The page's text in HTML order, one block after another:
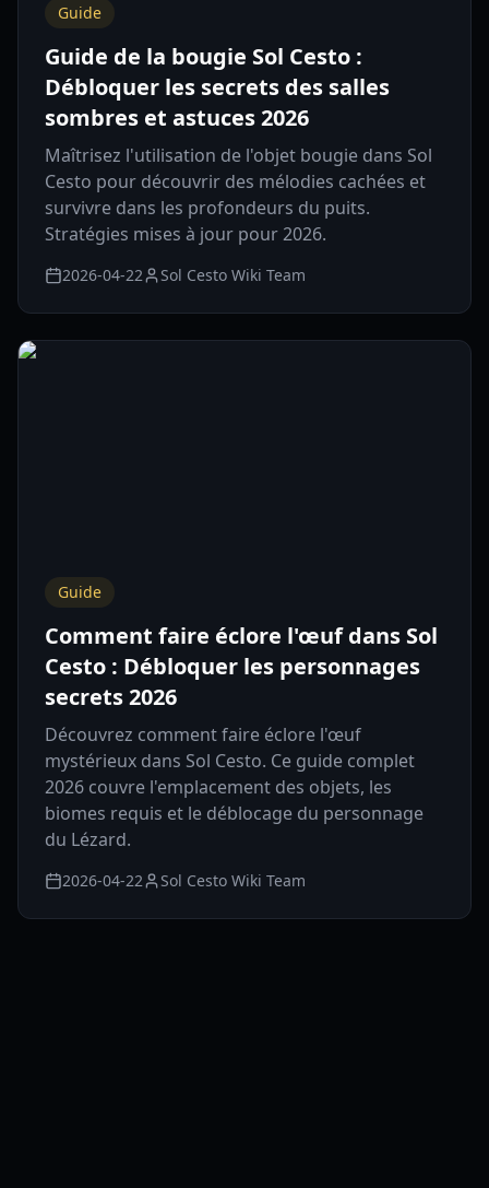
Guide
Guide de la bougie Sol Cesto :
Débloquer les secrets des salles
sombres et astuces 2026
Maîtrisez l'utilisation de l'objet bougie dans Sol
Cesto pour découvrir des mélodies cachées et
survivre dans les profondeurs du puits.
Stratégies mises à jour pour 2026.
2026-04-22 Sol Cesto Wiki Team
Guide
Comment faire éclore l'œuf dans Sol
Cesto : Débloquer les personnages
secrets 2026
Découvrez comment faire éclore l'œuf
mystérieux dans Sol Cesto. Ce guide complet
2026 couvre l'emplacement des objets, les
biomes requis et le déblocage du personnage
du Lézard.
2026-04-22 Sol Cesto Wiki Team